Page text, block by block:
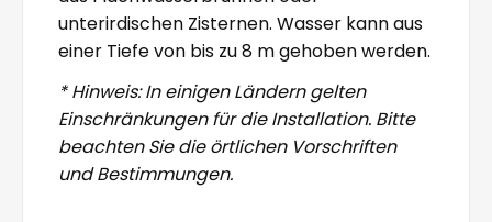
unterirdischen Zisternen. Wasser kann aus
einer Tiefe von bis zu 8 m gehoben werden.
* Hinweis: In einigen Ländern gelten
Einschränkungen für die Installation. Bitte
beachten Sie die örtlichen Vorschriften
und Bestimmungen.